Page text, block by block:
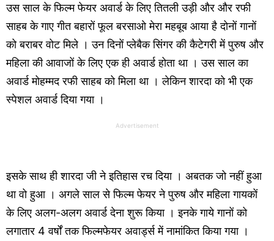
उस साल के फिल्म फेयर अवार्ड के लिए तितली उड़ी और और रफी
साहब के गाए गीत बहारों फूल बरसाओ मेरा महबूब आया है दोनों गानों
को बराबर वोट मिले । उन दिनों प्लेबैक सिंगर की कैटेगरी में पुरुष और
महिला की आवाजों के लिए एक ही अवार्ड होता था । उस साल का
अवार्ड मोहम्मद रफी साहब को मिला था । लेकिन शारदा को भी एक
स्पेशल अवार्ड दिया गया ।
Advertisement
इसके साथ ही शारदा जी ने इतिहास रच दिया । अबतक जो नहीं हुआ
था वो हुआ । अगले साल से फिल्म फेयर ने पुरुष और महिला गायकों
के लिए अलग-अलग अवार्ड देना शुरू किया । इनके गाये गानों को
लगातार 4 वर्षों तक फिल्मफेयर अवार्ड्स में नामांकित किया गया ।